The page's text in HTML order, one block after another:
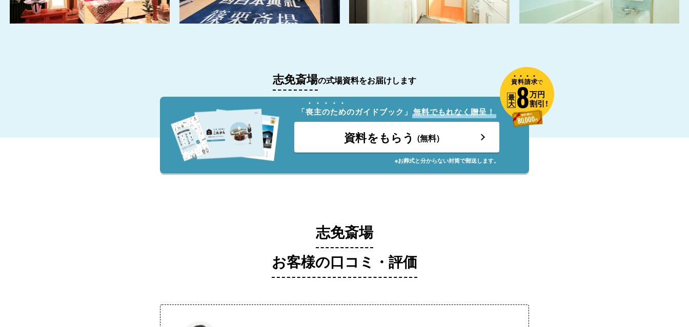
志免斎場の式場資料をお届けします
「喪主のためのガイドブック」 無料でもれなく贈呈！
資料をもらう (無料)
※お葬式と分からない封筒で郵送します。
資料請求で
最
大8万円
割引!
志免斎場
お客様の口コミ・評価